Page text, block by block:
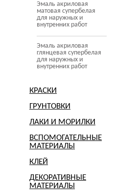
Эмаль акриловая
матовая супербелая
для наружных и
внутренних работ
Эмаль акриловая
глянцевая супербелая
для наружных и
внутренних работ
КРАСКИ
ГРУНТОВКИ
ЛАКИ И МОРИЛКИ
ВСПОМОГАТЕЛЬНЫЕ
МАТЕРИАЛЫ
КЛЕЙ
ДЕКОРАТИВНЫЕ
МАТЕРИАЛЫ